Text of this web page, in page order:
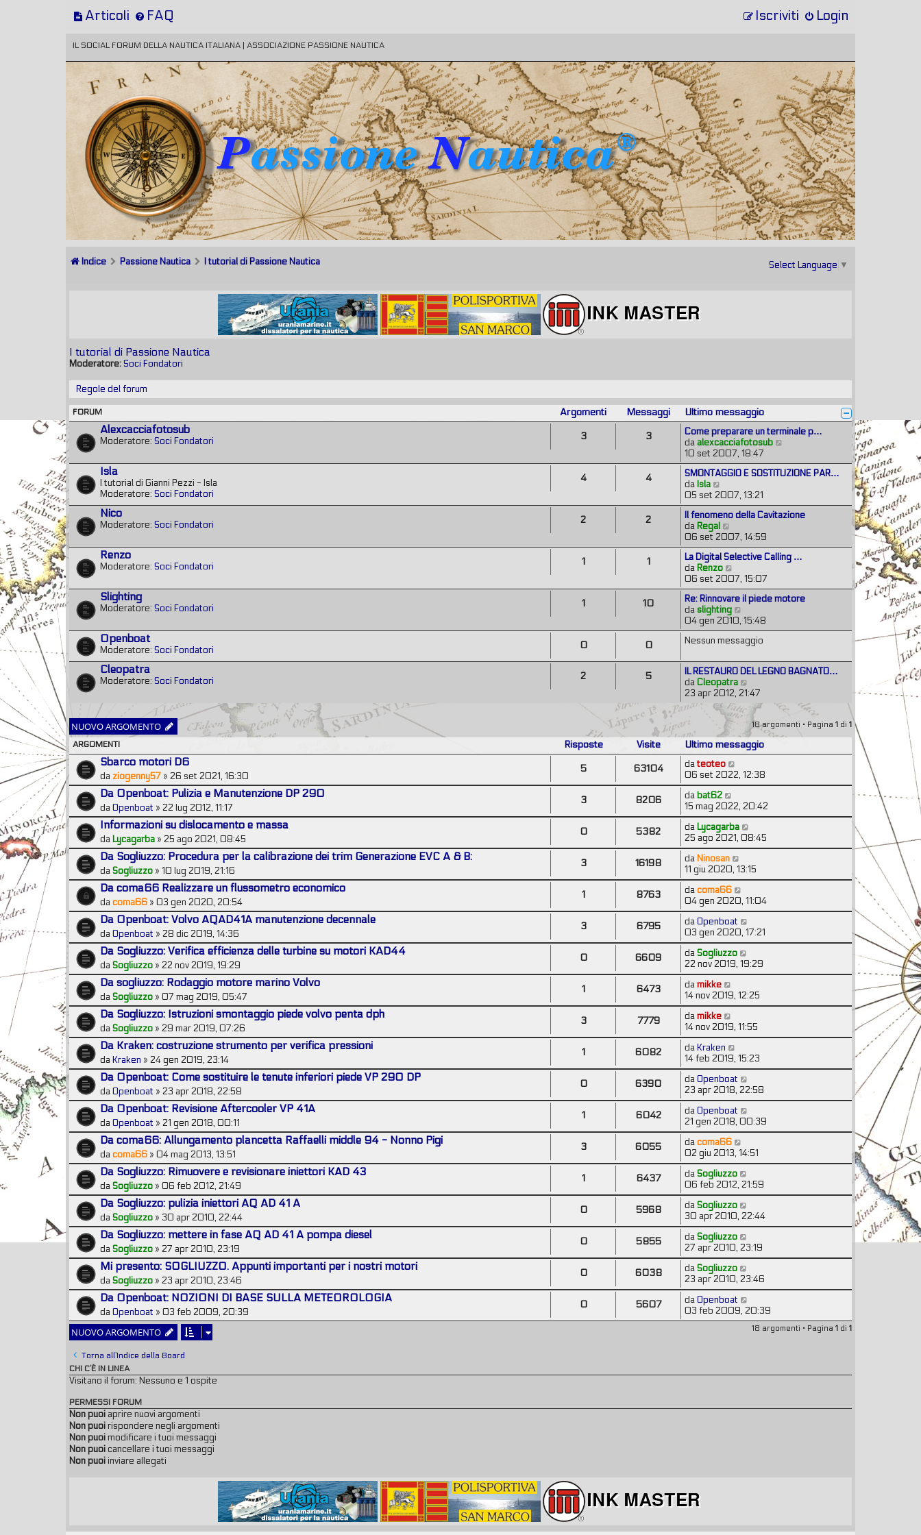
Articoli FAQ Login
Iscriviti
IL SOCIAL FORUM DELLA NAUTICA ITALIANA | ASSOCIAZIONE PASSIONE NAUTICA
Indice Passione Nautica I tutorial di Passione Nautica Select Language ▼
I tutorial di Passione Nautica
Moderatore:Soci Fondatori
Regole del forum
FORUM Argomenti Messaggi Ultimo messaggio
Alexcacciafotosub
Moderatore: Soci Fondatori 3 3
Come preparare un terminale p…
daalexcacciafotosub
d
i
t
i
e
a
i
10 set 2007, 18:47
Isla
I tutorial di Gianni Pezzi - Isla
Moderatore: Soci Fondatori
4 4
SMONTAGGIO E SOSTITUZIONE PAR…
da Isla
e
d
i
u
l
t
i
m
o
e
s
s
a
g
i
o
05 set 2007, 13:21
Nico
Moderatore: Soci Fondatori 2 2
Il fenomeno della Cavitazione
da Regal
e
d
i
u
l
t
i
m
o
e
s
a
g
g
i
o
06 set 2007, 14:59
Renzo
Moderatore: Soci Fondatori 1 1
La Digital Selective Calling …
da Renzo
e
d
i
u
l
t
i
o
m
e
s
s
a
g
i
o
06 set 2007, 15:07
Slighting
Moderatore: Soci Fondatori 1 10
Re: Rinnovare il piede motore
daslighting
e
d
i
l
t
i
m
o
m
e
s
s
g
g
o
04 gen 2010, 15:48
Openboat
Moderatore: Soci Fondatori 0 0 Nessun messaggio
Cleopatra
Moderatore: Soci Fondatori 2 5
IL RESTAURO DEL LEGNO BAGNATO…
daCleopatra
e
i
u
l
t
m
o
e
s
a
g
i
o
23 apr 2012, 21:47
NUOVO ARGOMENTO 18 argomenti • Pagina 1 di 1
ARGOMENTI Risposte Visite Ultimo messaggio
Sbarco motori D6
da ziogenny57 » 26 set 2021, 16:30
5 63104 dateoteo
06 set 2022, 12:38
Da Openboat: Pulizia e Manutenzione DP 290
daOpenboat » 22 lug 2012, 11:17
3 8206 da bat62
15 mag 2022, 20:42
Informazioni su dislocamento e massa
da Lycagarba » 25 ago 2021, 08:45
0 5382 da Lycagarba
25 ago 2021, 08:45
Da Sogliuzzo: Procedura per la calibrazione dei trim Generazione EVC A & B:
daSogliuzzo » 10 lug 2019, 21:16
3 16198 da Ninosan
11 giu 2020, 13:15
Da coma66 Realizzare un flussometro economico
dacoma66 » 03 gen 2020, 20:54
1 8763 dacoma66
04 gen 2020, 11:04
Da Openboat: Volvo AQAD41A manutenzione decennale
daOpenboat » 28 dic 2019, 14:36
3 6795 daOpenboat
03 gen 2020, 17:21
Da Sogliuzzo: Verifica efficienza delle turbine su motori KAD44
daSogliuzzo » 22 nov 2019, 19:29
0 6609 daSogliuzzo
22 nov 2019, 19:29
Da sogliuzzo: Rodaggio motore marino Volvo
daSogliuzzo » 07 mag 2019, 05:47
1 6473 damikke
14 nov 2019, 12:25
Da Sogliuzzo: Istruzioni smontaggio piede volvo penta dph
daSogliuzzo » 29 mar 2019, 07:26
3 7779 damikke
14 nov 2019, 11:55
Da Kraken: costruzione strumento per verifica pressioni
da Kraken » 24 gen 2019, 23:14
1 6082 da Kraken
14 feb 2019, 15:23
Da Openboat: Come sostituire le tenute inferiori piede VP 290 DP
daOpenboat » 23 apr 2018, 22:58
0 6390 daOpenboat
23 apr 2018, 22:58
Da Openboat: Revisione Aftercooler VP 41A
daOpenboat » 21 gen 2018, 00:11
1 6042 daOpenboat
21 gen 2018, 00:39
Da coma66: Allungamento plancetta Raffaelli middle 94 - Nonno Pigi
dacoma66 » 04 mag 2013, 13:51
3 6055 dacoma66
02 giu 2013, 14:51
Da Sogliuzzo: Rimuovere e revisionare iniettori KAD 43
daSogliuzzo » 06 feb 2012, 21:49
1 6437 daSogliuzzo
06 feb 2012, 21:59
Da Sogliuzzo: pulizia iniettori AQ AD 41 A
daSogliuzzo » 30 apr 2010, 22:44
0 5968 daSogliuzzo
30 apr 2010, 22:44
Da Sogliuzzo: mettere in fase AQ AD 41 A pompa diesel
daSogliuzzo » 27 apr 2010, 23:19
0 5855 daSogliuzzo
27 apr 2010, 23:19
Mi presento: SOGLIUZZO. Appunti importanti per i nostri motori
daSogliuzzo » 23 apr 2010, 23:46
0 6038 daSogliuzzo
23 apr 2010, 23:46
Da Openboat: NOZIONI DI BASE SULLA METEOROLOGIA
daOpenboat » 03 feb 2009, 20:39
0 5607 daOpenboat
03 feb 2009, 20:39
NUOVO ARGOMENTO 18 argomenti • Pagina 1 di 1
Torna all’Indice della Board
CHI C’È IN LINEA
Visitano il forum: Nessuno e 1 ospite
PERMESSI FORUM
Non puoiaprire nuovi argomenti
Non puoirispondere negli argomenti
Non puoimodificare i tuoi messaggi
Non puoicancellare i tuoi messaggi
Non puoiinviare allegati